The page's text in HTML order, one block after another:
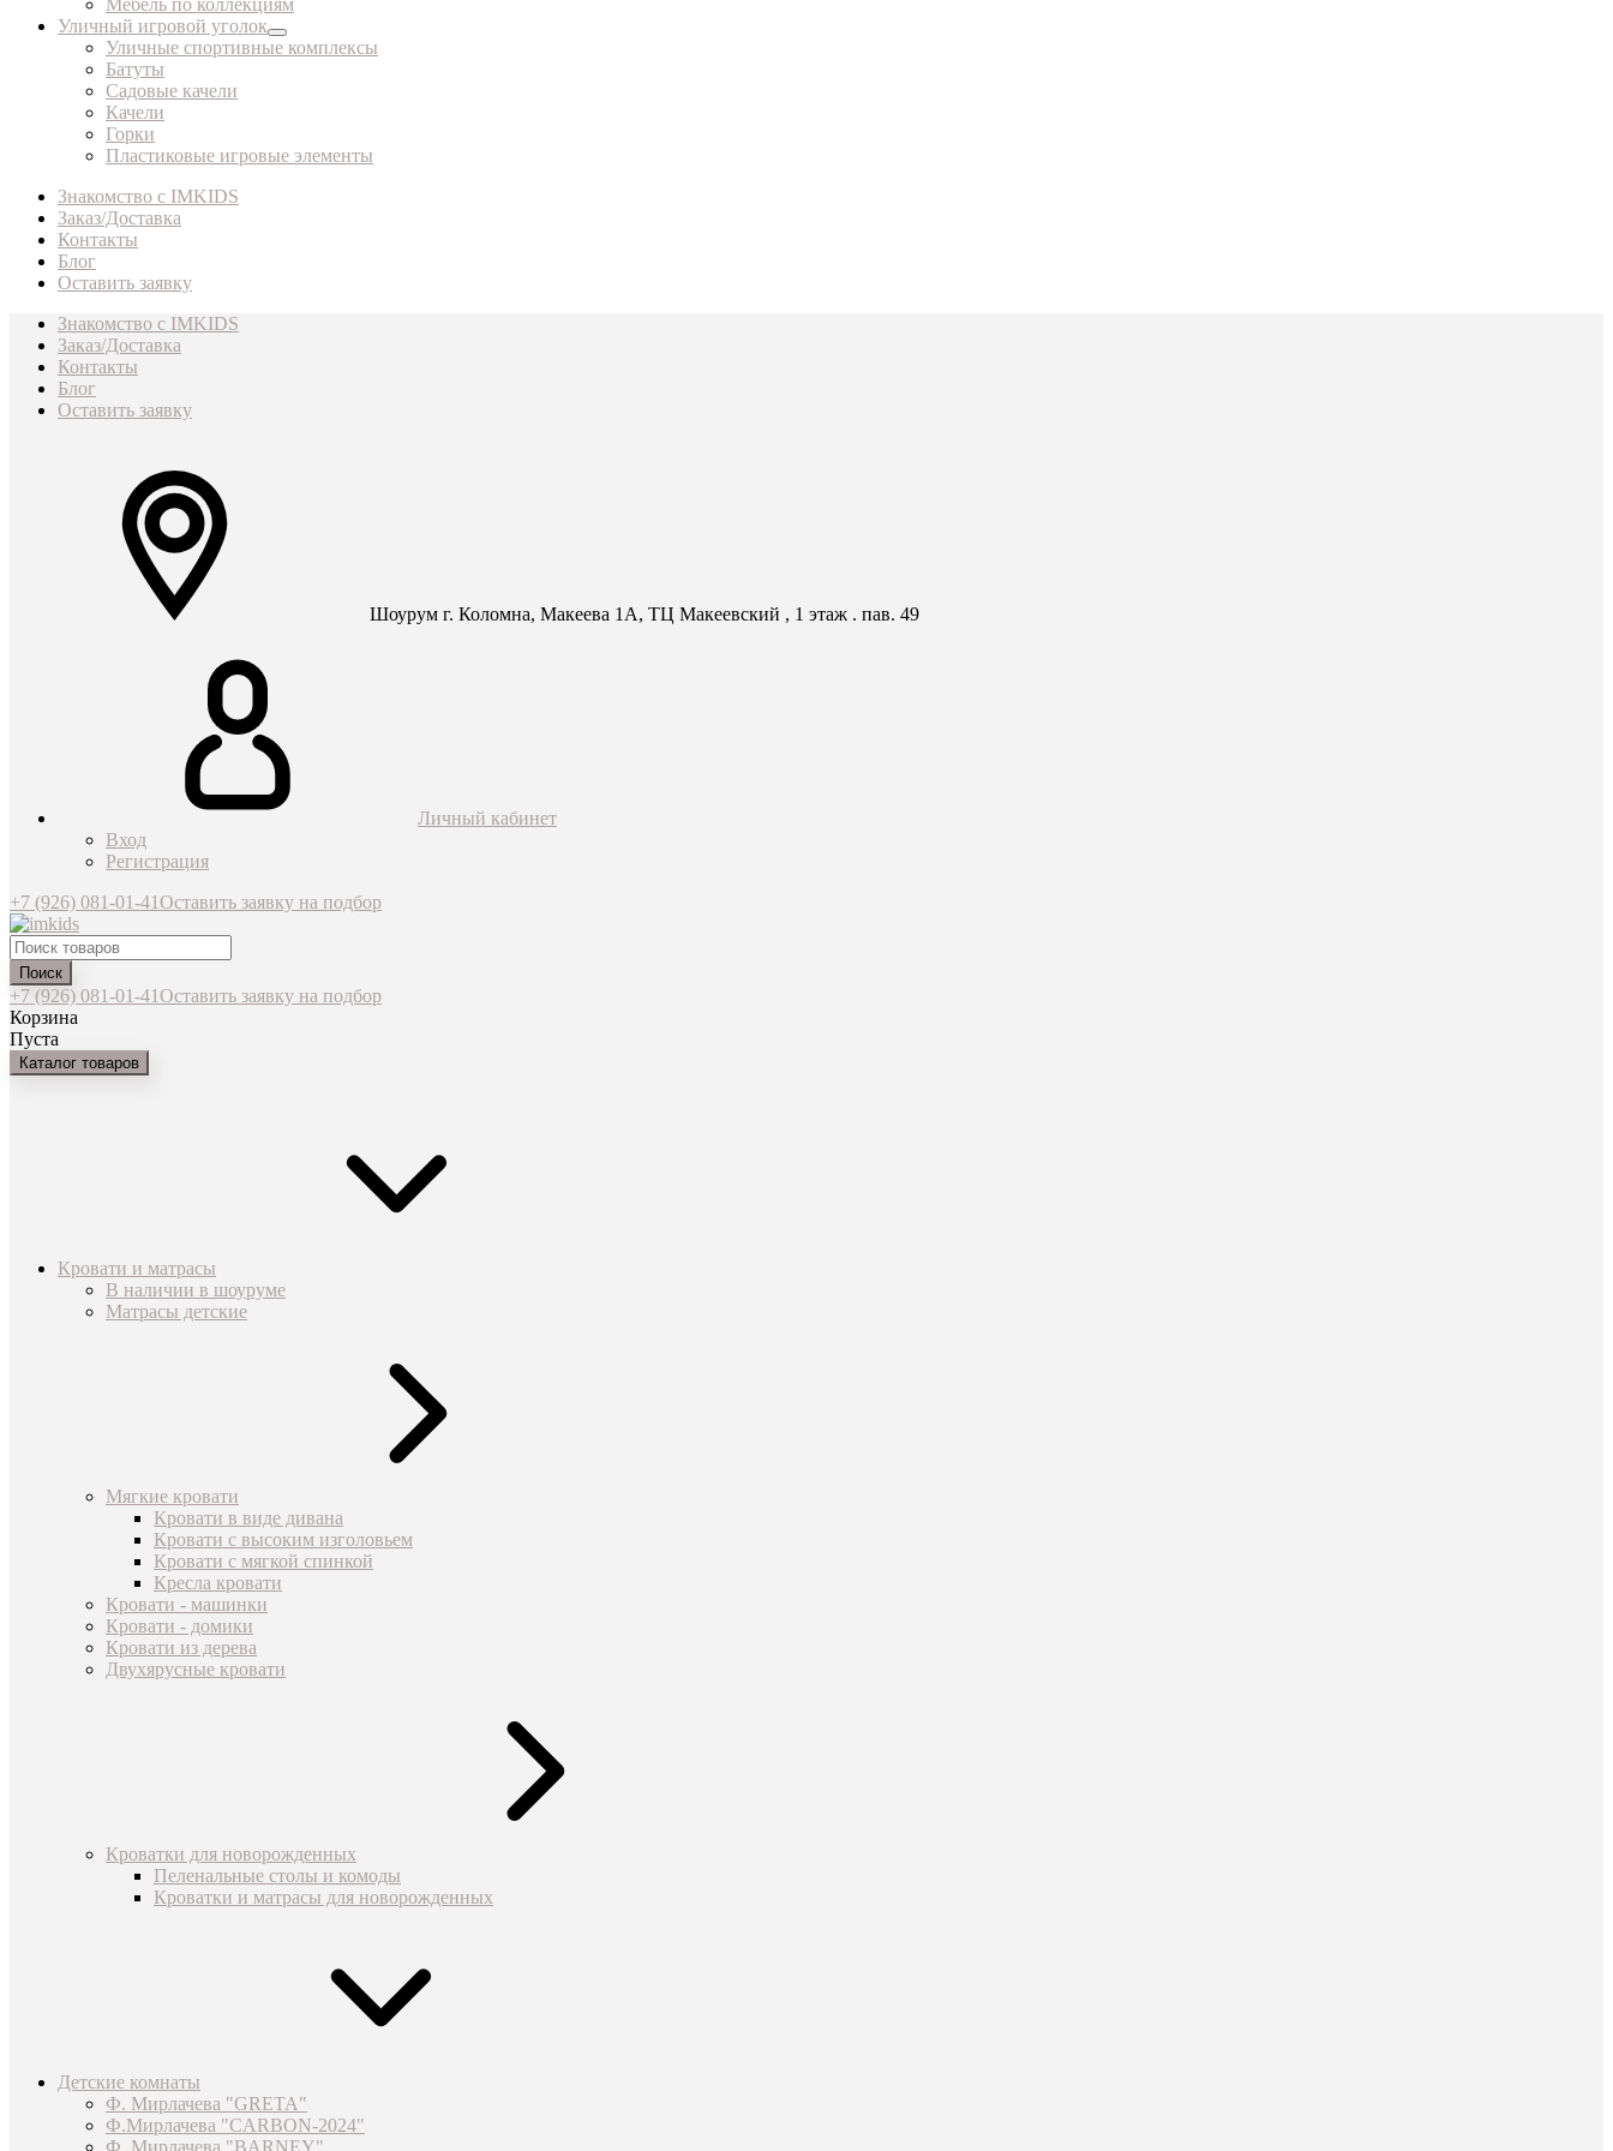
Мебель по коллекциям
Уличный игровой уголок
Уличные спортивные комплексы
Батуты
Садовые качели
Качели
Горки
Пластиковые игровые элементы
Знакомство с IMKIDS
Заказ/Доставка
Контакты
Блог
Оставить заявку
Знакомство с IMKIDS
Заказ/Доставка
Контакты
Блог
Оставить заявку
Шоурум г. Коломна, Макеева 1А, ТЦ Макеевский , 1 этаж . пав. 49
Личный кабинет
Вход
Регистрация
+7 (926) 081-01-41Оставить заявку на подбор
Поиск
+7 (926) 081-01-41Оставить заявку на подбор
Корзина
Пуста
Каталог товаров
Кровати и матрасы
В наличии в шоуруме
Матрасы детские
Мягкие кровати
Кровати в виде дивана
Кровати с высоким изголовьем
Кровати с мягкой спинкой
Кресла кровати
Кровати - машинки
Кровати - домики
Кровати из дерева
Двухярусные кровати
Кроватки для новорожденных
Пеленальные столы и комоды
Кроватки и матрасы для новорожденных
Детские комнаты
Ф. Мирлачева "GRETA"
Ф.Мирлачева "CARBON-2024"
Ф. Мирлачева "BARNEY"